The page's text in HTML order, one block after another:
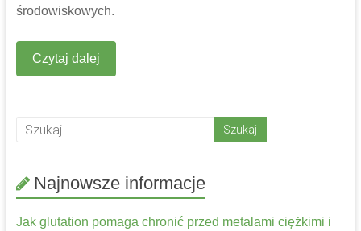
środowiskowych.
Czytaj dalej
Najnowsze informacje
Jak glutation pomaga chronić przed metalami ciężkimi i